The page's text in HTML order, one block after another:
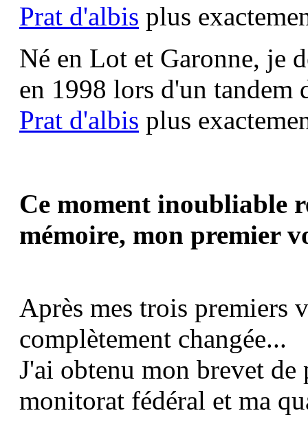
Prat d'albis plus
Né en Lot et Garonne, je
en 1998 lors d'un tandem
Prat d'albis plus
Ce moment inoubliable
mémoire, mon premier
Après mes trois premiers
complètement changée...
J'ai obtenu mon brevet
monitorat fédéral et ma